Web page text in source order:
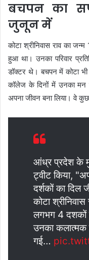
बचपन का
जुनून में
कोटा श्रीनिवास राव का
हुआ था। उनका परिवार
डॉक्टर थे। बचपन में कोटा
कॉलेज के दिनों में उनका मन
अपना जीवन बना लिया। वे
आंध्र प्रदेश के
ट्वीट किया,
दर्शकों का दिल
कोटा
लगभग 4 दशकों
उनका कलात्मक
गई…